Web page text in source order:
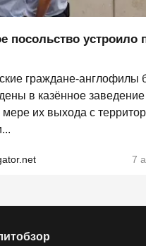
посольство устроило
граждане-англофилы
в казённое заведение
их выхода с
7